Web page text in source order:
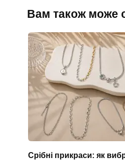
Вам також може
Срібні прикраси: як